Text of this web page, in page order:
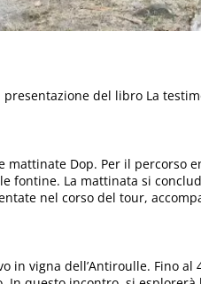
del libro La
Dop. Per il percorso
fontine. La mattinata si
nel corso del tour,
in vigna dell’Antiroulle. Fino al